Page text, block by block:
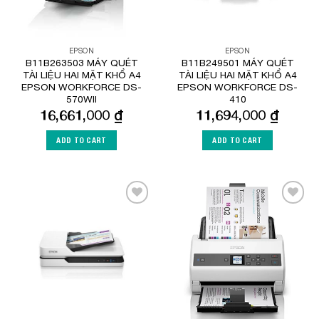
EPSON
B11B263503 MÁY QUÉT
TÀI LIỆU HAI MẶT KHỔ A4
EPSON WORKFORCE DS-
570WII
16,661,000 ₫
ADD TO CART
EPSON
B11B249501 MÁY QUÉT
TÀI LIỆU HAI MẶT KHỔ A4
EPSON WORKFORCE DS-
410
11,694,000 ₫
ADD TO CART
Wishlist